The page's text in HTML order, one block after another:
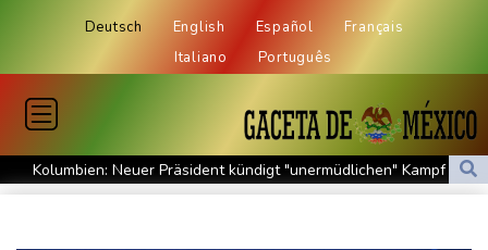
Deutsch English Español
Français
Italiano
Português
Kolumbien: Neuer Präsident kündigt "unermüdlichen" Kampf
gegen Drogengewalt an